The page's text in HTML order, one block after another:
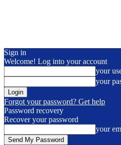
Sign in
Welcome! Log into your account
your
your
Forgot your password? Get help
Password recovery
Recover your password
your